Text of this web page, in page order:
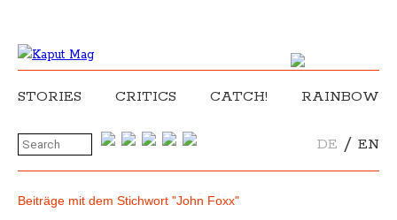
STORIES CRITICS CATCH! RAINBOW
DE / EN
Beiträge mit dem Stichwort "John Foxx"